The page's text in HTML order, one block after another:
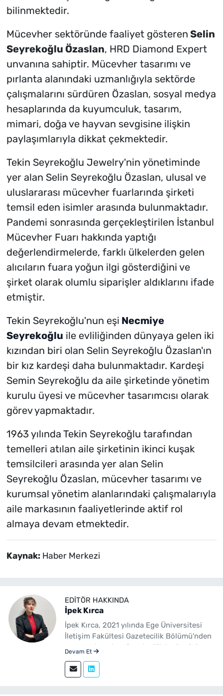
bilinmektedir.
Mücevher sektöründe faaliyet gösteren Selin
Seyrekoğlu Özaslan, HRD Diamond Expert
unvanına sahiptir. Mücevher tasarımı ve
pırlanta alanındaki uzmanlığıyla sektörde
çalışmalarını sürdüren Özaslan, sosyal medya
hesaplarında da kuyumculuk, tasarım,
mimari, doğa ve hayvan sevgisine ilişkin
paylaşımlarıyla dikkat çekmektedir.
Tekin Seyrekoğlu Jewelry'nin yönetiminde
yer alan Selin Seyrekoğlu Özaslan, ulusal ve
uluslararası mücevher fuarlarında şirketi
temsil eden isimler arasında bulunmaktadır.
Pandemi sonrasında gerçekleştirilen İstanbul
Mücevher Fuarı hakkında yaptığı
değerlendirmelerde, farklı ülkelerden gelen
alıcıların fuara yoğun ilgi gösterdiğini ve
şirket olarak olumlu siparişler aldıklarını ifade
etmiştir.
Tekin Seyrekoğlu'nun eşi Necmiye
Seyrekoğlu ile evliliğinden dünyaya gelen iki
kızından biri olan Selin Seyrekoğlu Özaslan'ın
bir kız kardeşi daha bulunmaktadır. Kardeşi
Semin Seyrekoğlu da aile şirketinde yönetim
kurulu üyesi ve mücevher tasarımcısı olarak
görev yapmaktadır.
1963 yılında Tekin Seyrekoğlu tarafından
temelleri atılan aile şirketinin ikinci kuşak
temsilcileri arasında yer alan Selin
Seyrekoğlu Özaslan, mücevher tasarımı ve
kurumsal yönetim alanlarındaki çalışmalarıyla
aile markasının faaliyetlerinde aktif rol
almaya devam etmektedir.
Kaynak: Haber Merkezi
EDITÖR HAKKINDA
İpek Kırca
İpek Kırca, 2021 yılında Ege Üniversitesi
İletişim Fakültesi Gazetecilik Bölümü'nden
mezun olmuştur. Gazetecilik kariyerini
yenibakishaber.com bünyesinde muhabir
ve editör olarak görev yapmaktadır.
Devam Et